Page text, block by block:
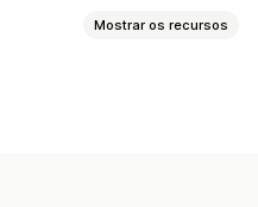
Mostrar os recursos